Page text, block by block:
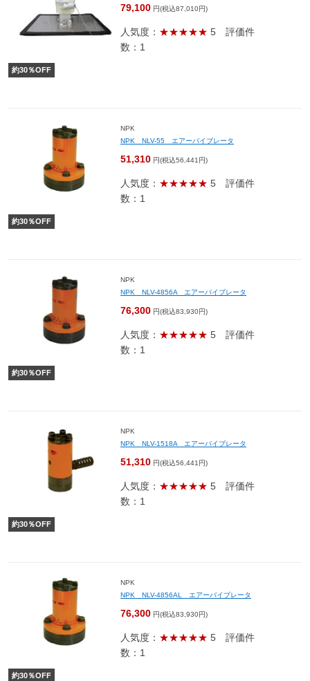
79,100 円(税込87,010円)
人気度： ★★★★★ 5 評価件
数：1
約30％OFF
NPK
NPK NLV-55 エアーバイブレータ
51,310 円(税込56,441円)
人気度： ★★★★★ 5 評価件
数：1
約30％OFF
NPK
NPK NLV-4856A エアーバイブレータ
76,300 円(税込83,930円)
人気度： ★★★★★ 5 評価件
数：1
約30％OFF
NPK
NPK NLV-1518A エアーバイブレータ
51,310 円(税込56,441円)
人気度： ★★★★★ 5 評価件
数：1
約30％OFF
NPK
NPK NLV-4856AL エアーバイブレータ
76,300 円(税込83,930円)
人気度： ★★★★★ 5 評価件
数：1
約30％OFF